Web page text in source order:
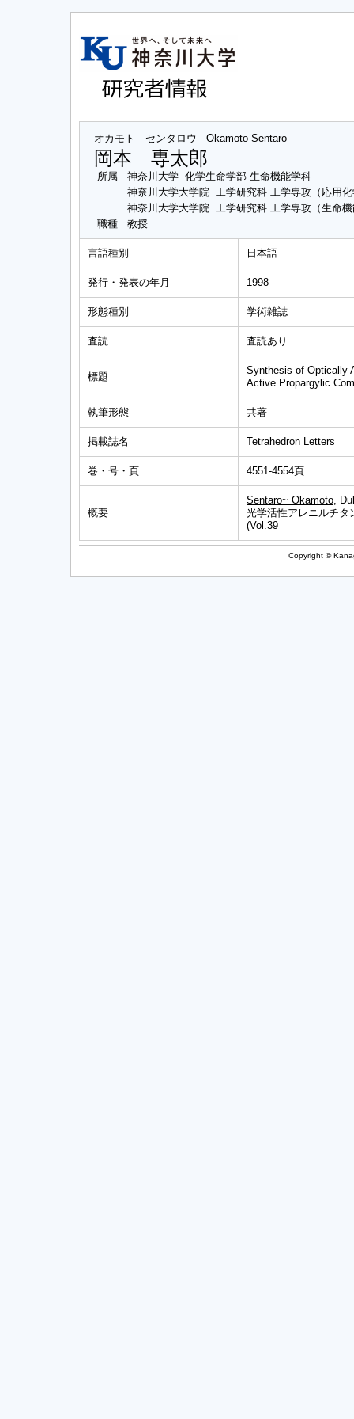
オカモト センタロウ Okamoto Sentaro
岡本 専太郎
所属
神奈川大学 化学生命学部 生命機能学科
神奈川大学大学院 工学研究科 工学専攻（応用
神奈川大学大学院 工学研究科 工学専攻（生命
職種
教授
言語種別 日本語
発行・発表の年月 1998
形態種別 学術雑誌
査読 査読あり
標題
Synthesis of Optically
Active Propargylic
執筆形態 共著
掲載誌名 Tetrahedron Letters
巻・号・頁 4551-4554頁
概要
Sentaro~ Okamoto,
光学活性アレニルチタ
(Vol.39
Copyright ©